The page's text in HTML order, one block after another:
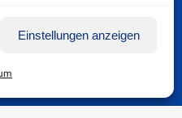
Einstellungen anzeigen